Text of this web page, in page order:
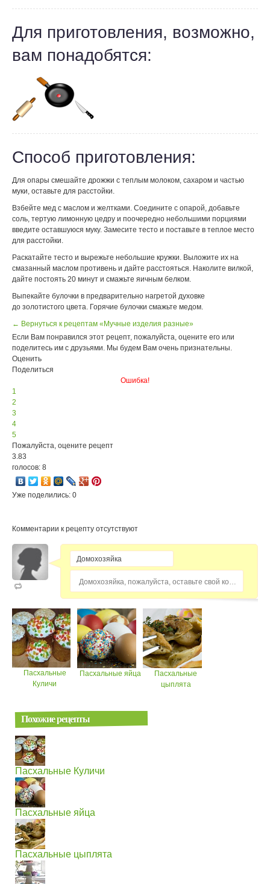
Для приготовления, возможно,
вам понадобятся:
Способ приготовления:
Для опары смешайте дрожжи с теплым молоком, сахаром и частью
муки, оставьте для расстойки.
Взбейте мед с маслом и желтками. Соедините с опарой, добавьте
соль, тертую лимонную цедру и поочередно небольшими порциями
введите оставшуюся муку. Замесите тесто и поставьте в теплое место
для расстойки.
Раскатайте тесто и вырежьте небольшие кружки. Выложите их на
смазанный маслом противень и дайте расстояться. Наколите вилкой,
дайте постоять 20 минут и смажьте яичным белком.
Выпекайте булочки в предварительно нагретой духовке
до золотистого цвета. Горячие булочки смажьте медом.
← Вернуться к рецептам «Мучные изделия разные»
Если Вам понравился этот рецепт, пожалуйста, оцените его или
поделитесь им с друзьями. Мы будем Вам очень признательны.
Оценить
Поделиться
Ошибка!
1
2
3
4
5
Пожалуйста, оцените рецепт
3.83
голосов: 8
Уже поделились: 0
Комментарии к рецепту отсутствуют
Домохозяйка, пожалуйста, оставьте свой комментарий...
Пасхальные
Куличи
Пасхальные яйца
Пасхальные
цыплята
Похожие рецепты
Пасхальные Куличи
Пасхальные яйца
Пасхальные цыплята